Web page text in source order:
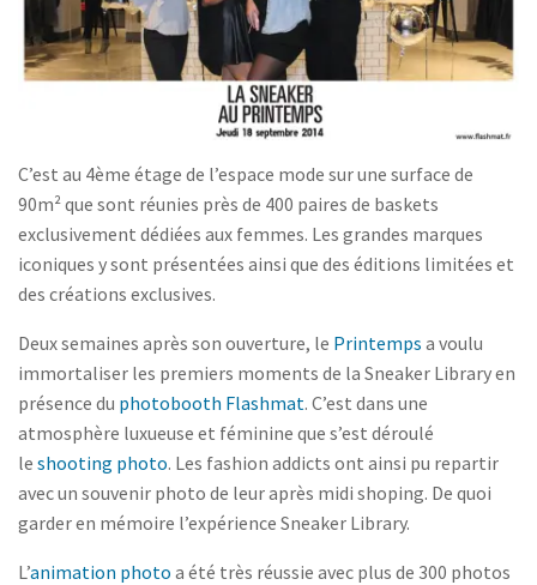
C’est au 4ème étage de l’espace mode sur une surface de
90m² que sont réunies près de 400 paires de baskets
exclusivement dédiées aux femmes. Les grandes marques
iconiques y sont présentées ainsi que des éditions limitées et
des créations exclusives.
Deux semaines après son ouverture, le Printemps a voulu
immortaliser les premiers moments de la Sneaker Library en
présence du photobooth Flashmat. C’est dans une
atmosphère luxueuse et féminine que s’est déroulé
le shooting photo. Les fashion addicts ont ainsi pu repartir
avec un souvenir photo de leur après midi shoping. De quoi
garder en mémoire l’expérience Sneaker Library.
L’animation photo a été très réussie avec plus de 300 photos